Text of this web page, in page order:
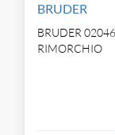
BRUDER
BRUDER
RIMORCHIO